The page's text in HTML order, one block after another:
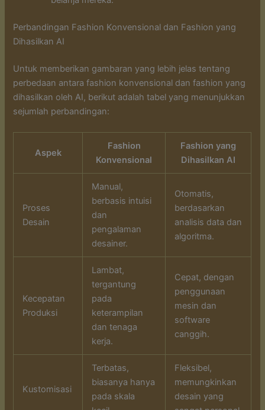
Perbandingan Fashion Konvensional dan Fashion yang
Dihasilkan AI
Untuk memberikan gambaran yang lebih jelas tentang
perbedaan antara fashion konvensional dan fashion yang
dihasilkan oleh AI, berikut adalah tabel yang menunjukkan
sejumlah perbandingan:
Aspek
Fashion
Konvensional
Fashion yang
Dihasilkan AI
Proses
Desain
Manual,
berbasis intuisi
dan
pengalaman
desainer.
Otomatis,
berdasarkan
analisis data dan
algoritma.
Kecepatan
Produksi
Lambat,
tergantung
pada
keterampilan
dan tenaga
kerja.
Cepat, dengan
penggunaan
mesin dan
software
canggih.
Kustomisasi
Terbatas,
biasanya hanya
pada skala
Fleksibel,
memungkinkan
desain yang